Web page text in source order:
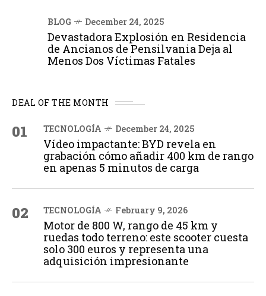
BLOG December 24, 2025
Devastadora Explosión en Residencia
de Ancianos de Pensilvania Deja al
Menos Dos Víctimas Fatales
DEAL OF THE MONTH
01 TECNOLOGÍA December 24, 2025
Vídeo impactante: BYD revela en
grabación cómo añadir 400 km de rango
en apenas 5 minutos de carga
02 TECNOLOGÍA February 9, 2026
Motor de 800 W, rango de 45 km y
ruedas todo terreno: este scooter cuesta
solo 300 euros y representa una
adquisición impresionante